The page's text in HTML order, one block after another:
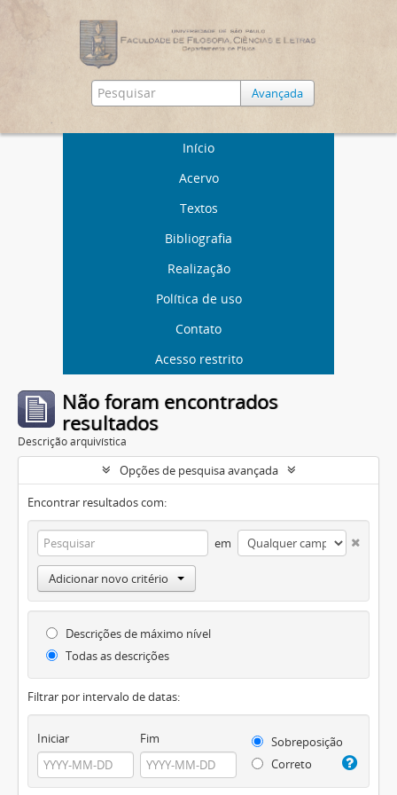
Avançada
Início
Acervo
Textos
Bibliografia
Realização
Política de uso
Contato
Acesso restrito
Não foram encontrados
resultados
Descrição arquivística
Opções de pesquisa avançada
Encontrar resultados com:
em
Adicionar novo critério
Descrições de máximo nível
Todas as descrições
Filtrar por intervalo de datas:
Iniciar Fim
Sobreposição
Correto